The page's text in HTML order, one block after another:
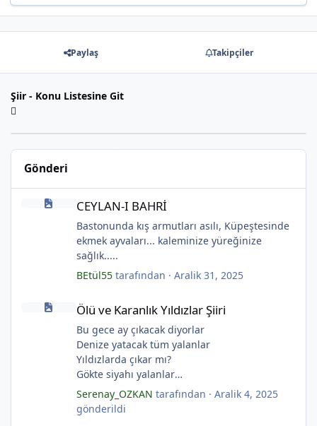
Paylaş Takipçiler
Şiir - Konu Listesine Git
Gönderi
CEYLAN-I BAHRİ
Bastonunda kış armutları asılı, Küpeştesinde
ekmek ayvaları... kaleminize yüreğinize
sağlık.....
BEtül55tarafından · Aralik 31, 2025
Ölü ve Karanlık Yıldızlar Şiiri
Bu gece ay çıkacak diyorlar
Denize yatacak tüm yalanlar
Yıldızlarda çıkar mı?
Gökte siyahı yalanlar
Ölü ve karanlık yıldızlar
Ayı sarhoş etmişler
Ay kesilmiş kızıl, kızıl
Serenay_OZKAN tarafından · Aralik 4, 2025
gönderildi
*
*